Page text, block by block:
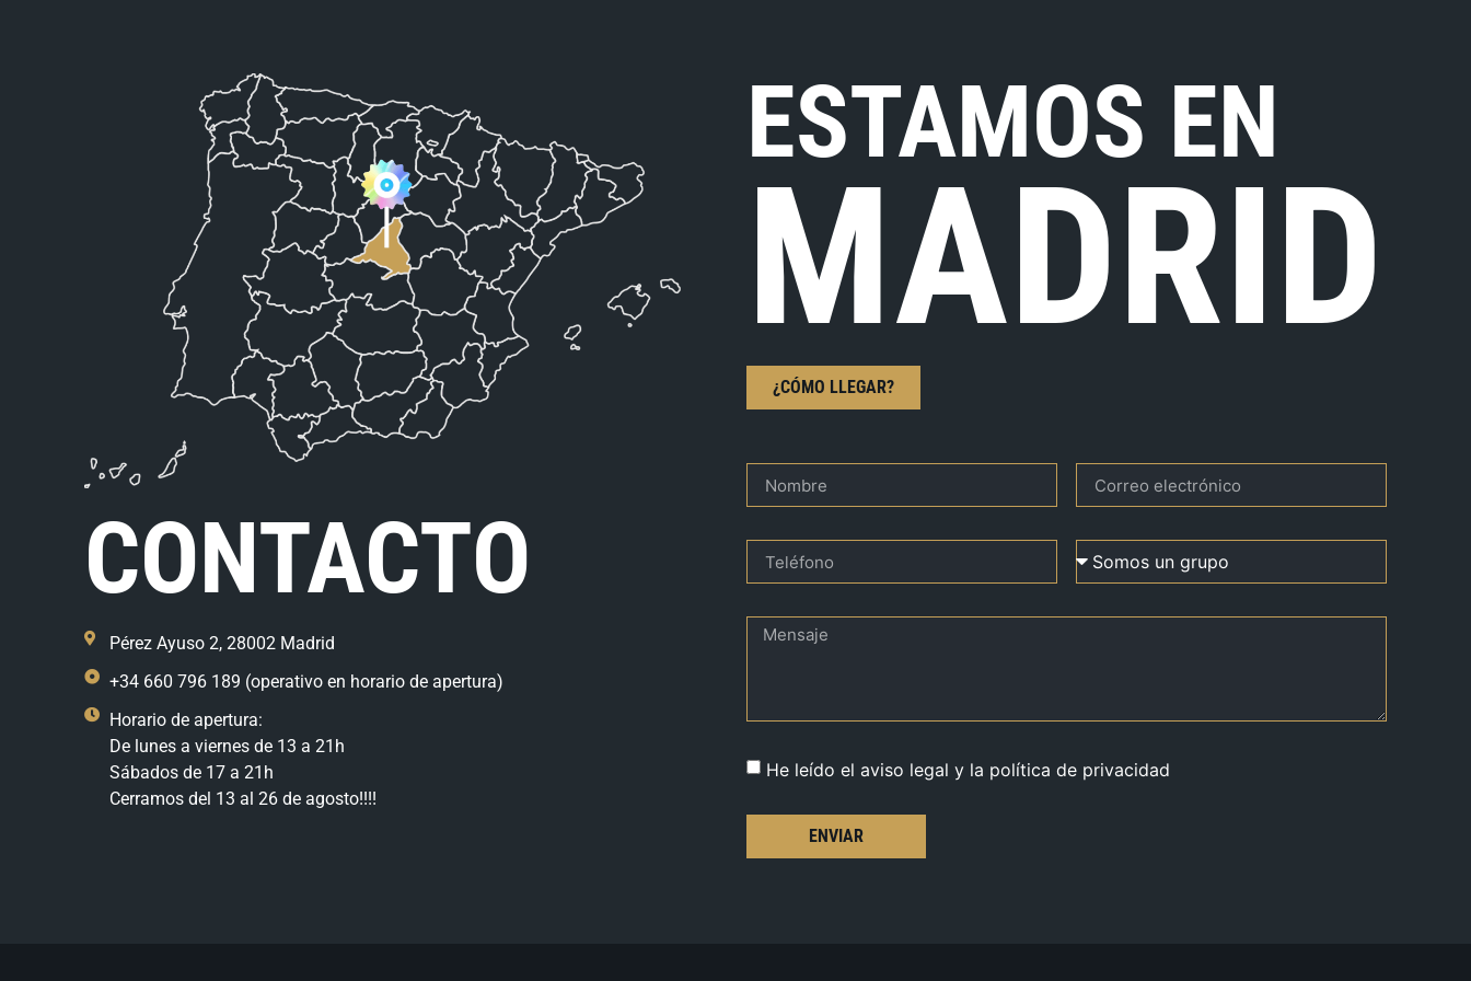
CONTACTO
Pérez Ayuso 2, 28002 Madrid
+34 660 796 189 (operativo en horario de apertura)
Horario de apertura:
De lunes a viernes de 13 a 21h
Sábados de 17 a 21h
Cerramos del 13 al 26 de agosto!!!!
ESTAMOS EN
MADRID
¿CÓMO LLEGAR?
He leído el aviso legal y la política de privacidad
ENVIAR